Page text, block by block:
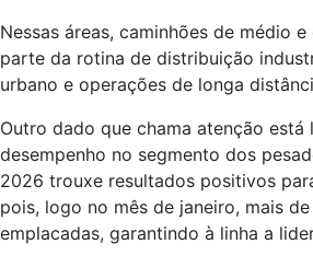
Nessas áreas, caminhões de médio
parte da rotina de distribuição
urbano e operações de longa
Outro dado que chama atenção está
desempenho no segmento dos
2026 trouxe resultados positivos
pois, logo no mês de janeiro, mais
emplacadas, garantindo à linha a